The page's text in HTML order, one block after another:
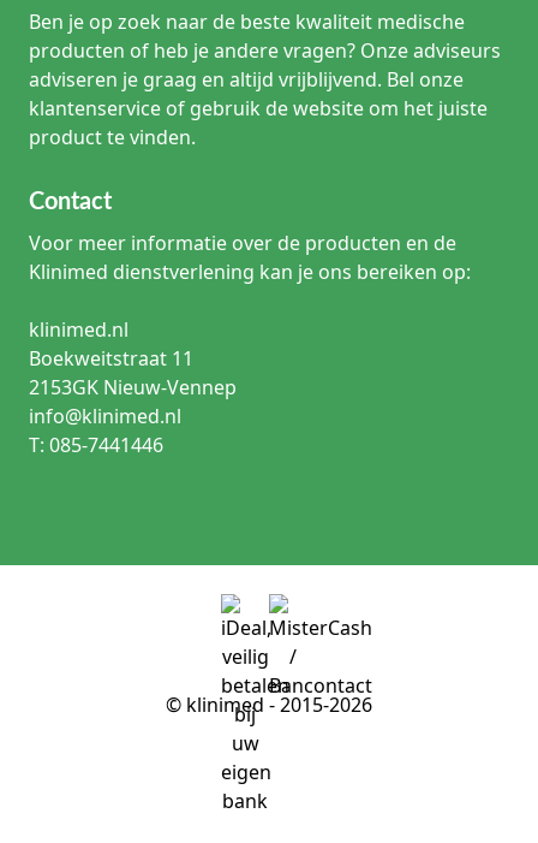
Ben je op zoek naar de beste kwaliteit medische
producten of heb je andere vragen? Onze adviseurs
adviseren je graag en altijd vrijblijvend. Bel onze
klantenservice of gebruik de website om het juiste
product te vinden.
Contact
Voor meer informatie over de producten en de
Klinimed dienstverlening kan je ons bereiken op:
klinimed.nl
Boekweitstraat 11
2153GK Nieuw-Vennep
info@klinimed.nl
T: 085-7441446
© klinimed - 2015-2026